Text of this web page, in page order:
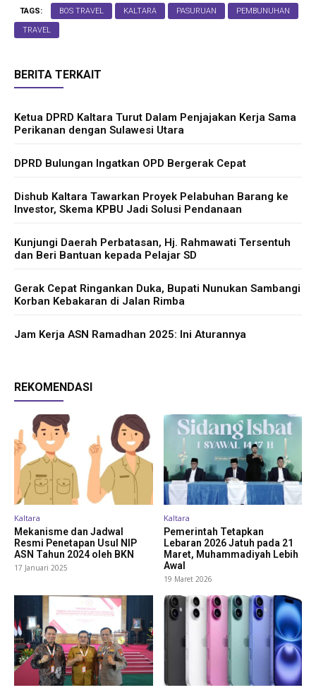
TAGS: BOS TRAVEL KALTARA PASURUAN PEMBUNUHAN
TRAVEL
BERITA TERKAIT
Ketua DPRD Kaltara Turut Dalam Penjajakan Kerja Sama
Perikanan dengan Sulawesi Utara
DPRD Bulungan Ingatkan OPD Bergerak Cepat
Dishub Kaltara Tawarkan Proyek Pelabuhan Barang ke
Investor, Skema KPBU Jadi Solusi Pendanaan
Kunjungi Daerah Perbatasan, Hj. Rahmawati Tersentuh
dan Beri Bantuan kepada Pelajar SD
Gerak Cepat Ringankan Duka, Bupati Nunukan Sambangi
Korban Kebakaran di Jalan Rimba
Jam Kerja ASN Ramadhan 2025: Ini Aturannya
REKOMENDASI
Kaltara
Mekanisme dan Jadwal
Resmi Penetapan Usul NIP
ASN Tahun 2024 oleh BKN
17 Januari 2025
Kaltara
Pemerintah Tetapkan
Lebaran 2026 Jatuh pada 21
Maret, Muhammadiyah Lebih
Awal
19 Maret 2026